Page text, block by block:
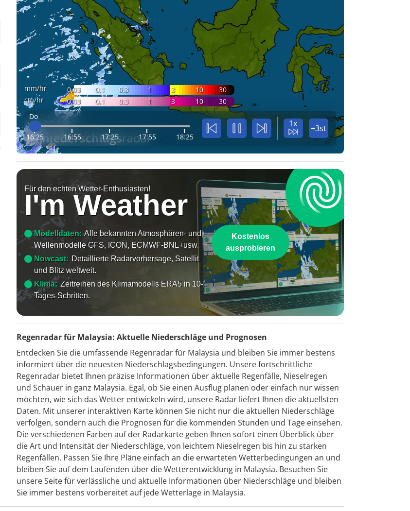
mm/hr 0,03 0,1 0,3 1 3 10
30
cm/hr
0,03 0,1 0,3 1 3 10
30
Do
16:25 16:55 17:25 17:55 18:25
1x +3st
Für den echten Wetter-Enthusiasten!
I'm Weather
Modelldaten: Alle bekannten Atmosphären- und
Wellenmodelle GFS, ICON, ECMWF-BNL+usw.
Nowcast: Detaillierte Radarvorhersage, Satellit
und Blitz weltweit.
Klima: Zeitreihen des Klimamodells ERA5 in 10-
Tages-Schritten.
Kostenlos
ausprobieren
Regenradar für Malaysia: Aktuelle Niederschläge und Prognosen
Entdecken Sie die umfassende Regenradar für Malaysia und bleiben Sie immer bestens
informiert über die neuesten Niederschlagsbedingungen. Unsere fortschrittliche
Regenradar bietet Ihnen präzise Informationen über aktuelle Regenfälle, Nieselregen
und Schauer in ganz Malaysia. Egal, ob Sie einen Ausflug planen oder einfach nur wissen
möchten, wie sich das Wetter entwickeln wird, unsere Radar liefert Ihnen die aktuellsten
Daten. Mit unserer interaktiven Karte können Sie nicht nur die aktuellen Niederschläge
verfolgen, sondern auch die Prognosen für die kommenden Stunden und Tage einsehen.
Die verschiedenen Farben auf der Radarkarte geben Ihnen sofort einen Überblick über
die Art und Intensität der Niederschläge, von leichtem Nieselregen bis hin zu starken
Regenfällen. Passen Sie Ihre Pläne einfach an die erwarteten Wetterbedingungen an und
bleiben Sie auf dem Laufenden über die Wetterentwicklung in Malaysia. Besuchen Sie
unsere Seite für verlässliche und aktuelle Informationen über Niederschläge und bleiben
Sie immer bestens vorbereitet auf jede Wetterlage in Malaysia.